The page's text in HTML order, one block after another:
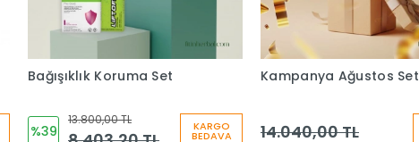
Bağışıklık Koruma Set
%39
13.800,00 TL KARGO
BEDAVA
Kampanya Ağustos Set
14.040,00 TL